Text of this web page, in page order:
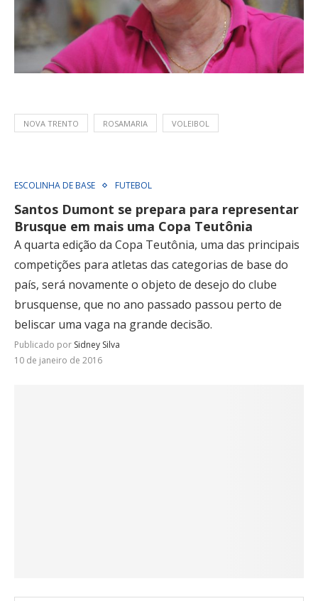
NOVA TRENTO ROSAMARIA VOLEIBOL
ESCOLINHA DE BASE FUTEBOL
Santos Dumont se prepara para representar
Brusque em mais uma Copa Teutônia
A quarta edição da Copa Teutônia, uma das principais
competições para atletas das categorias de base do
país, será novamente o objeto de desejo do clube
brusquense, que no ano passado passou perto de
beliscar uma vaga na grande decisão.
Publicado por Sidney Silva
10 de janeiro de 2016